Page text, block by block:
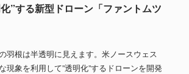
”する新型ドローン「ファントムツ
羽根は半透明に見えます。米ノースウェス
現象を利用して”透明化”するドローンを開発